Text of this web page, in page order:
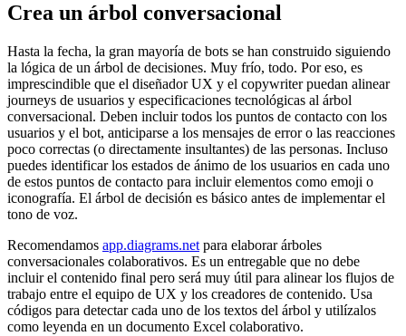
Crea un árbol conversacional
Hasta la fecha, la gran mayoría de bots se han construido siguiendo
la lógica de un árbol de decisiones. Muy frío, todo. Por eso, es
imprescindible que el diseñador UX y el copywriter puedan alinear
journeys de usuarios y especificaciones tecnológicas al árbol
conversacional. Deben incluir todos los puntos de contacto con los
usuarios y el bot, anticiparse a los mensajes de error o las reacciones
poco correctas (o directamente insultantes) de las personas. Incluso
puedes identificar los estados de ánimo de los usuarios en cada uno
de estos puntos de contacto para incluir elementos como emoji o
iconografía. El árbol de decisión es básico antes de implementar el
tono de voz.
Recomendamos app.diagrams.net para elaborar árboles
conversacionales colaborativos. Es un entregable que no debe
incluir el contenido final pero será muy útil para alinear los flujos de
trabajo entre el equipo de UX y los creadores de contenido. Usa
códigos para detectar cada uno de los textos del árbol y utilízalos
como leyenda en un documento Excel colaborativo.